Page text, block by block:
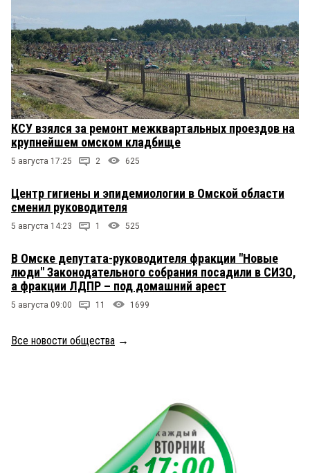
КСУ взялся за ремонт межквартальных проездов на
крупнейшем омском кладбище
5 августа 17:25 2 625
Центр гигиены и эпидемиологии в Омской области
сменил руководителя
5 августа 14:23 1 525
В Омске депутата-руководителя фракции "Новые
люди" Законодательного собрания посадили в СИЗО,
а фракции ЛДПР – под домашний арест
5 августа 09:00 11 1699
Все новости общества →